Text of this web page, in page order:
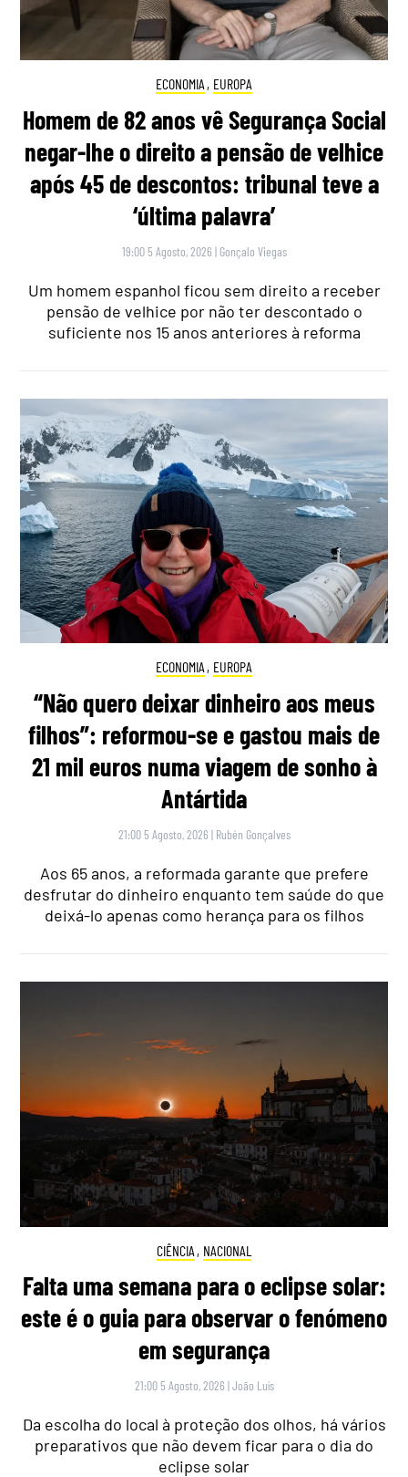
ECONOMIA , EUROPA
Homem de 82 anos vê Segurança Social
negar-lhe o direito a pensão de velhice
após 45 de descontos: tribunal teve a
‘última palavra’
19:00 5 Agosto, 2026 | Gonçalo Viegas
Um homem espanhol ficou sem direito a receber
pensão de velhice por não ter descontado o
suficiente nos 15 anos anteriores à reforma
ECONOMIA , EUROPA
“Não quero deixar dinheiro aos meus
filhos”: reformou-se e gastou mais de
21 mil euros numa viagem de sonho à
Antártida
21:00 5 Agosto, 2026 | Rubén Gonçalves
Aos 65 anos, a reformada garante que prefere
desfrutar do dinheiro enquanto tem saúde do que
deixá-lo apenas como herança para os filhos
CIÊNCIA , NACIONAL
Falta uma semana para o eclipse solar:
este é o guia para observar o fenómeno
em segurança
21:00 5 Agosto, 2026 |João Luís
Da escolha do local à proteção dos olhos, há vários
preparativos que não devem ficar para o dia do
eclipse solar